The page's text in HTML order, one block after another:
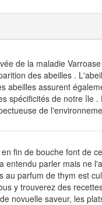
de la maladie
des abeilles .
abeilles assurent
spécificités de notre île
de
fin de bouche font de
parler mais ne
au parfum de thym est
y trouverez des
novuelle saveur, les